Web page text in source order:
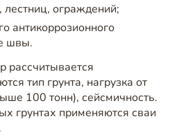
лестниц, ограждений;
антикоррозионного
швы.
рассчитывается
тип грунта, нагрузка от
100 тонн), сейсмичность.
грунтах применяются сваи